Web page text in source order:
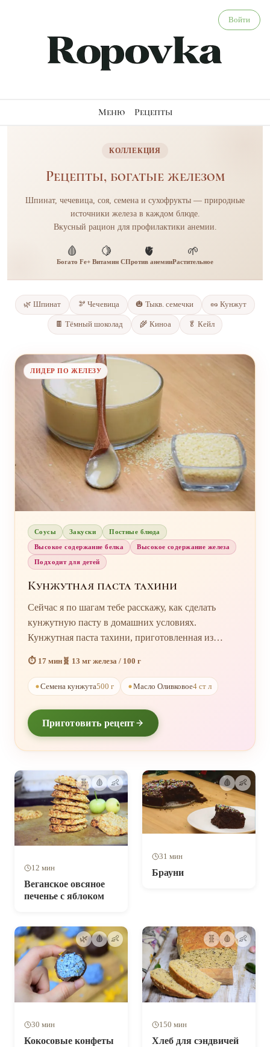
Веганские рецепты с высоким содержанием железа —
Войти
Меню Рецепты
КОЛЛЕКЦИЯ
Рецепты, богатые железом
Шпинат, чечевица, соя, семена и сухофрукты — природные
источники железа в каждом блюде.
Вкусный рацион для профилактики анемии.
🩸
Богато Fe
🍋
+ Витамин C
🫀
Против анемии
🌱
Растительное
🌿 Шпинат 🫘 Чечевица 🎃 Тыкв. семечки 🥜 Кунжут
🍫 Тёмный шоколад 🌾 Киноа 🥬 Кейл
ЛИДЕР ПО ЖЕЛЕЗУ
Соусы Закуски Постные блюда
Высокое содержание белка Высокое содержание железа
Подходит для детей
Кунжутная паста тахини
Сейчас я по шагам тебе расскажу, как сделать
кунжутную пасту в домашних условиях.
Кунжутная паста тахини, приготовленная из
насыщенный вкус и это делает её очень
популярной во многих кухнях, особенно
восточных. Вместо покупной кунжутной пасты
(которую не так просто найти), можно легко
приготовить свою собственную. Всё, что вам
⏱️ 17 мин🧬 13 мг железа / 100 г
Семена кунжута500 г Масло Оливковое4 ст л
Приготовить рецепт
🧬 🩸 👶
12 мин
Веганское овсяное
печенье с яблоком
🩸 👶
31 мин
Брауни
🌿 🩸 👶
30 мин
Кокосовые конфеты
🧬 🩸 👶
150 мин
Хлеб для сэндвичей